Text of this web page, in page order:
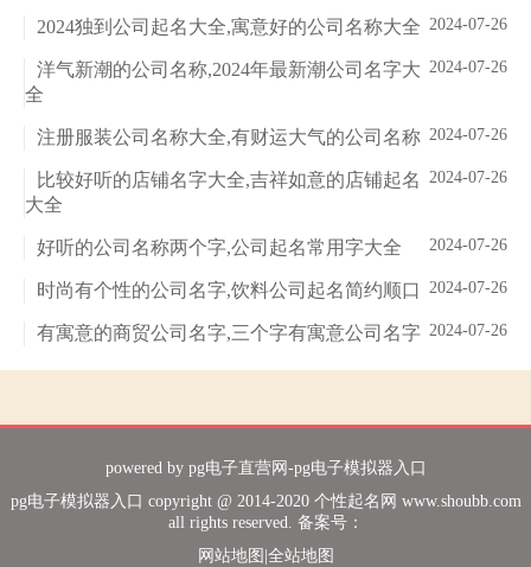
2024-07-26
2024独到公司起名大全,寓意好的公司名称大全
2024-07-26
洋气新潮的公司名称,2024年最新潮公司名字大
全
2024-07-26
注册服装公司名称大全,有财运大气的公司名称
2024-07-26
比较好听的店铺名字大全,吉祥如意的店铺起名
大全
2024-07-26
好听的公司名称两个字,公司起名常用字大全
2024-07-26
时尚有个性的公司名字,饮料公司起名简约顺口
2024-07-26
有寓意的商贸公司名字,三个字有寓意公司名字
powered by pg电子直营网-pg电子模拟器入口
pg电子模拟器入口 copyright @ 2014-2020 个性起名网 www.shoubb.com
all rights reserved. 备案号：
网站地图 全站地图